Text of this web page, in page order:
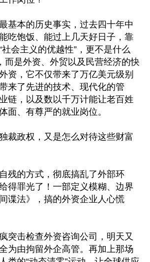
基本的历史事实，过去四十年中
吃饱饭、能过上几天好日子，靠
会主义的优越性”，更不是什么
而是外资、外贸以及民营经济的快
资，它不仅带来了万亿美元级别
来了先进的技术、现代化的管
链，以及数以千万计能让老百姓
面、有尊严的就业岗位。
裁政权，又是怎么对待这些财富
残的方式，彻底搞乱了外部环
得罪光了！一部定义模糊、边界
谍法》，搞的外资企业人心慌
突击检查外资咨询公司，明天又
为由拘留外企高管。再加上那场